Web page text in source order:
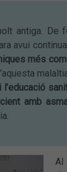
antiga. De
avui
més
amb
Al